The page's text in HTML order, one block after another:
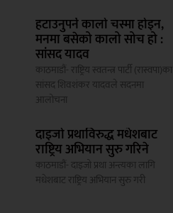
हटाउनुपर्ने कालो चस्मा होइन,
मनमा बसेको कालो सोच हो :
सांसद यादव
काठमाडौं- राष्ट्रिय स्वतन्त्र पार्टी (रास्वपा)का
सांसद शिवशंकर यादवले सदनमा
आलोचना
दाइजो प्रथाविरुद्ध मधेशबाट
राष्ट्रिय अभियान सुरु गरिने
काठमाडौं- दाइजो प्रथा अन्त्यका लागि
मधेशबाट राष्ट्रिय अभियान सुरु गरी